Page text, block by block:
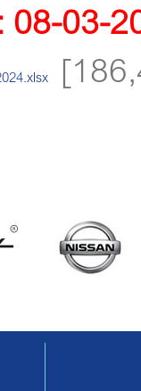
08-03-